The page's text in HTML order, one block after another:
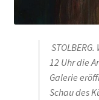
12 Uhr die
Galerie
Schau des